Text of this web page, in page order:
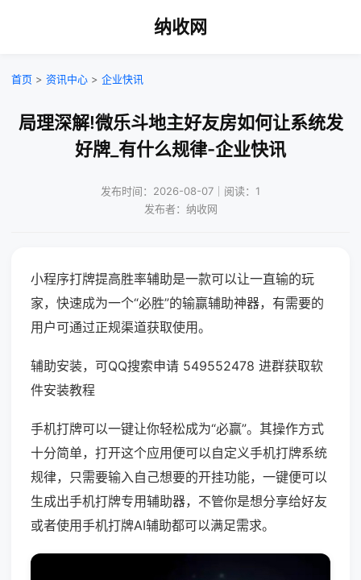
纳收网
首页 > 资讯中心 > 企业快讯
局理深解!微乐斗地主好友房如何让系统发
好牌_有什么规律-企业快讯
发布时间：2026-08-07｜阅读：1
发布者：纳收网
小程序打牌提高胜率辅助是一款可以让一直输的玩
家，快速成为一个“必胜”的输赢辅助神器，有需要的
用户可通过正规渠道获取使用。
辅助安装，可QQ搜索申请 549552478 进群获取软
件安装教程
手机打牌可以一键让你轻松成为“必赢”。其操作方式
十分简单，打开这个应用便可以自定义手机打牌系统
规律，只需要输入自己想要的开挂功能，一键便可以
生成出手机打牌专用辅助器，不管你是想分享给好友
或者使用手机打牌AI辅助都可以满足需求。